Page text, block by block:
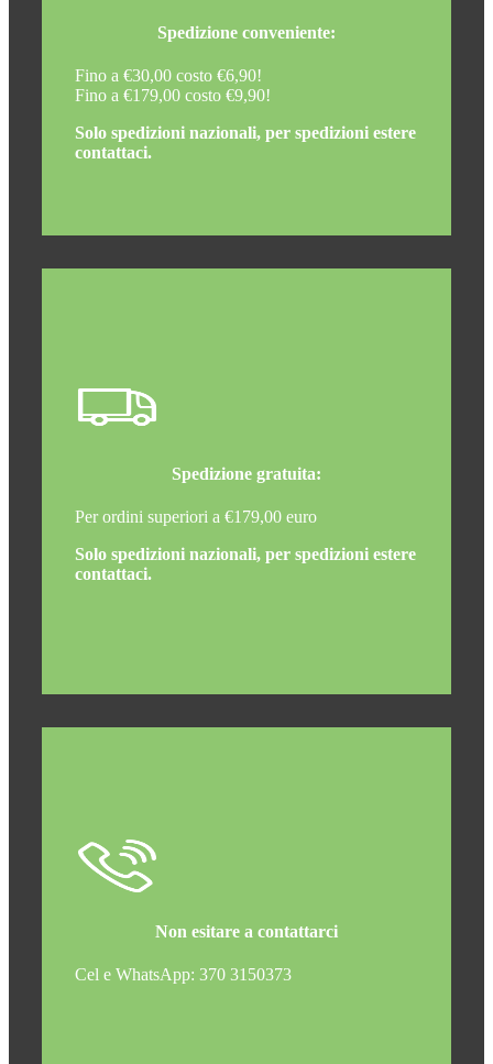
Spedizione conveniente:
Fino a €30,00 costo €6,90!
Fino a €179,00 costo €9,90!
Solo spedizioni nazionali, per spedizioni estere
contattaci.
Spedizione gratuita:
Per ordini superiori a €179,00 euro
Solo spedizioni nazionali, per spedizioni estere
contattaci.
Non esitare a contattarci
Cel e WhatsApp: 370 3150373